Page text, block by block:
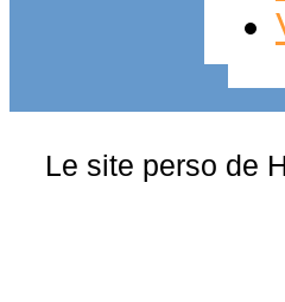
Le site perso de